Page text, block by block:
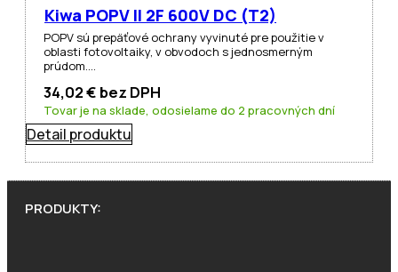
Kiwa POPV II 2F 600V DC (T2)
POPV sú prepäťové ochrany vyvinuté pre použitie v
oblasti fotovoltaiky, v obvodoch s jednosmerným
prúdom.…
34,02€ bez DPH
Tovar je na sklade, odosielame do 2 pracovných dní
Detail produktu
PRODUKTY: